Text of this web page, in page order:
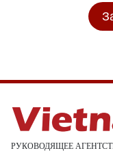
РУКОВОДЯЩЕЕ